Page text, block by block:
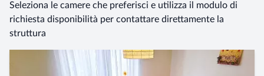
Seleziona le camere che preferisci e utilizza il modulo di
richiesta disponibilità per contattare direttamente la
struttura